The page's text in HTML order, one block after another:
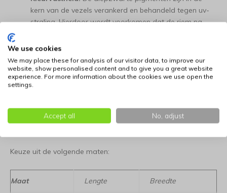
kern van de vezels verankerd en behandeld tegen uv-
straling. Hierdoor wordt voorkomen dat de riem na
blootstelling aan de zon.
Systeemintegratie:De riem vormt de basis van een
complete uitrusting en kan perfect worden
Keuze uit de volgende maten:
Maat Lengte Breedte
We use cookies
We may place these for analysis of our visitor data, to improve our
website, show personalised content and to give you a great website
experience. For more information about the cookies we use open the
settings.
Accept all No, adjust